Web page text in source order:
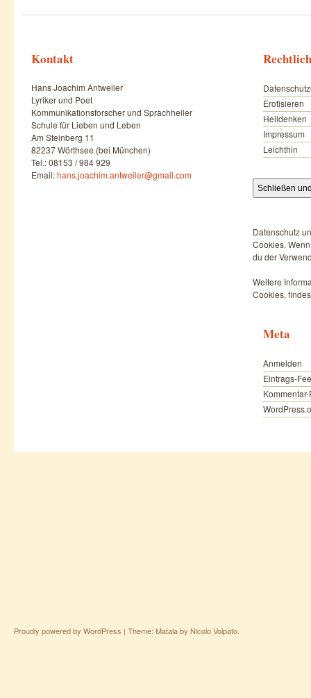
Kontakt
Hans Joachim Antweiler
Lyriker und Poet
Kommunikationsforscher und Sprachheiler
Schule für Lieben und Leben
Am Steinberg 11
82237 Wörthsee (bei München)
Tel.: 08153 / 984 929
Email:hans.joachim.antweiler@gmail.com
Erotisieren
Heildenken
Impressum
Leichthin
Datenschutz
Cookies.
du der
Weitere
Cookies,
Meta
Anmelden
Eintrags-
Proudly powered by WordPress | Theme: Matala by Nicolo Volpato.